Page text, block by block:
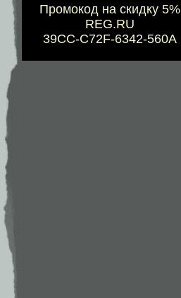
Промокод на скидку 5%
REG.RU
39CC-C72F-6342-560A